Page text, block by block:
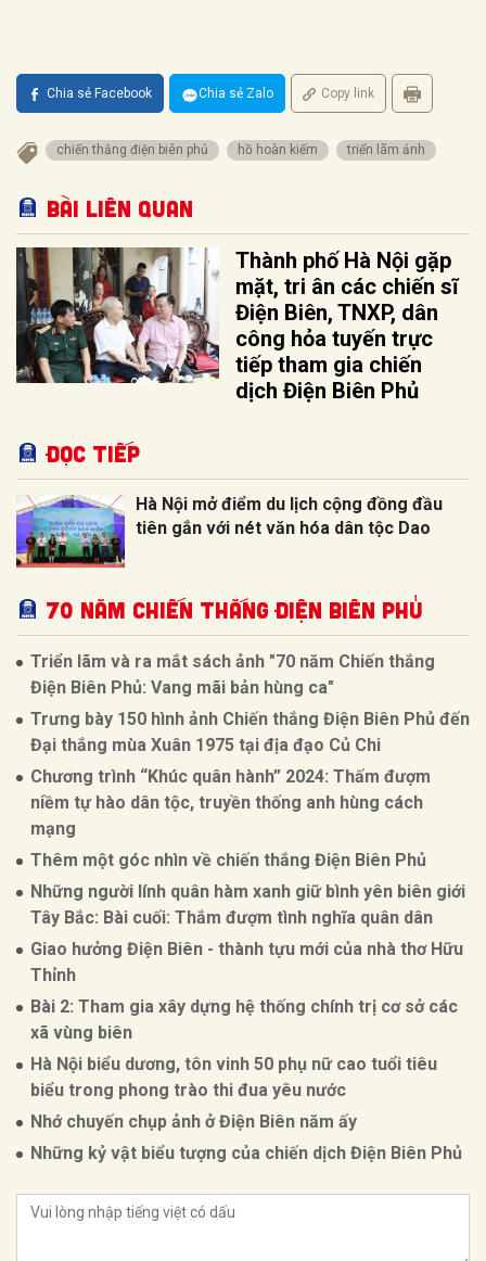
Chia sẻ Facebook Chia sẻ Zalo Copy link
chiến thắng điện biên phủ hồ hoàn kiếm triển lãm ảnh
Bài liên quan
Thành phố Hà Nội gặp
mặt, tri ân các chiến sĩ
Điện Biên, TNXP, dân
công hỏa tuyến trực
tiếp tham gia chiến
dịch Điện Biên Phủ
Đọc tiếp
Hà Nội mở điểm du lịch cộng đồng đầu
tiên gắn với nét văn hóa dân tộc Dao
70 NĂM CHIẾN THẮNG ĐIỆN BIÊN PHỦ
Triển lãm và ra mắt sách ảnh "70 năm Chiến thắng
Điện Biên Phủ: Vang mãi bản hùng ca"
Trưng bày 150 hình ảnh Chiến thắng Điện Biên Phủ đến
Đại thắng mùa Xuân 1975 tại địa đạo Củ Chi
Chương trình “Khúc quân hành” 2024: Thấm đượm
niềm tự hào dân tộc, truyền thống anh hùng cách
mạng
Thêm một góc nhìn về chiến thắng Điện Biên Phủ
Những người lính quân hàm xanh giữ bình yên biên giới
Tây Bắc: Bài cuối: Thắm đượm tình nghĩa quân dân
Giao hưởng Điện Biên - thành tựu mới của nhà thơ Hữu
Thỉnh
Bài 2: Tham gia xây dựng hệ thống chính trị cơ sở các
xã vùng biên
Hà Nội biểu dương, tôn vinh 50 phụ nữ cao tuổi tiêu
biểu trong phong trào thi đua yêu nước
Nhớ chuyến chụp ảnh ở Điện Biên năm ấy
Những kỷ vật biểu tượng của chiến dịch Điện Biên Phủ